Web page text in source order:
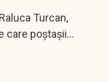
Turcan,
care poştaşii
au optat să-şi